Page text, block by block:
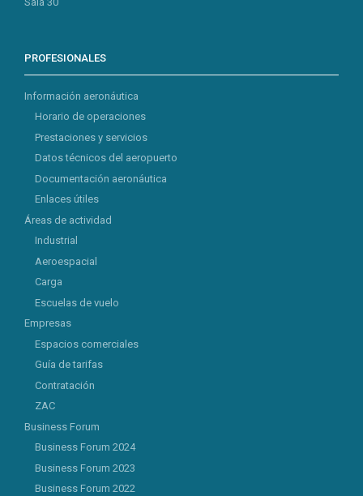
PROFESIONALES
Información aeronáutica
Horario de operaciones
Prestaciones y servicios
Datos técnicos del aeropuerto
Documentación aeronáutica
Enlaces útiles
Áreas de actividad
Industrial
Aeroespacial
Carga
Escuelas de vuelo
Empresas
Espacios comerciales
Guía de tarifas
Contratación
ZAC
Business Forum
Business Forum 2024
Business Forum 2023
Business Forum 2022